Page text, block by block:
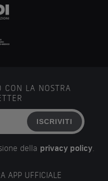
CON LA NOSTRA
ISCRIVITI
della privacy policy.
APP UFFICIALE